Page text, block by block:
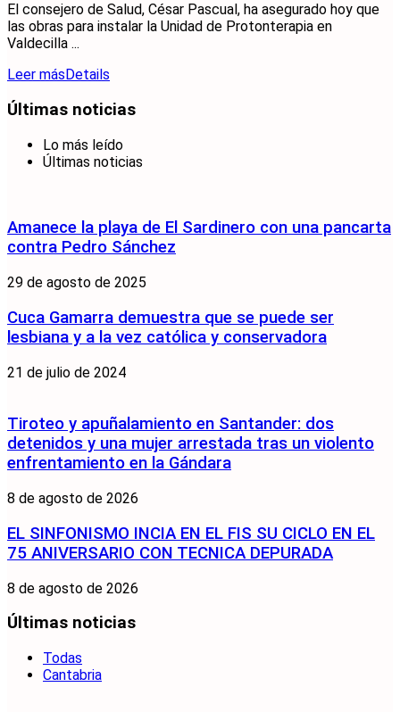
El consejero de Salud, César Pascual, ha asegurado hoy que
las obras para instalar la Unidad de Protonterapia en
Valdecilla ...
Leer más Details
Últimas noticias
Lo más leído
Últimas noticias
Amanece la playa de El Sardinero con una pancarta
contra Pedro Sánchez
29 de agosto de 2025
Cuca Gamarra demuestra que se puede ser
lesbiana y a la vez católica y conservadora
21 de julio de 2024
Tiroteo y apuñalamiento en Santander: dos
detenidos y una mujer arrestada tras un violento
enfrentamiento en la Gándara
8 de agosto de 2026
EL SINFONISMO INCIA EN EL FIS SU CICLO EN EL
75 ANIVERSARIO CON TECNICA DEPURADA
8 de agosto de 2026
Últimas noticias
Todas
Cantabria